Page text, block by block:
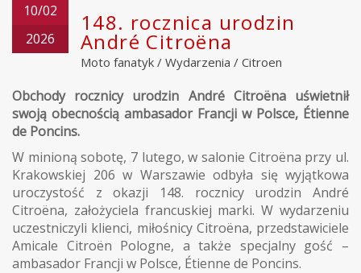
10/02
2026
148. rocznica urodzin
André Citroëna
Moto fanatyk / Wydarzenia / Citroen
Obchody rocznicy urodzin André Citroëna uświetnił
swoją obecnością ambasador Francji w Polsce, Étienne
de Poncins.
W minioną sobotę, 7 lutego, w salonie Citroëna przy ul.
Krakowskiej 206 w Warszawie odbyła się wyjątkowa
uroczystość z okazji 148. rocznicy urodzin André
Citroëna, założyciela francuskiej marki. W wydarzeniu
uczestniczyli klienci, miłośnicy Citroëna, przedstawiciele
Amicale Citroën Pologne, a także specjalny gość –
ambasador Francji w Polsce, Étienne de Poncins.